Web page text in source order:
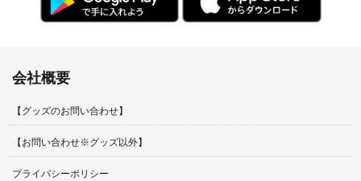
会社概要
【グッズのお問い合わせ】
【お問い合わせ※グッズ以外】
プライバシーポリシー